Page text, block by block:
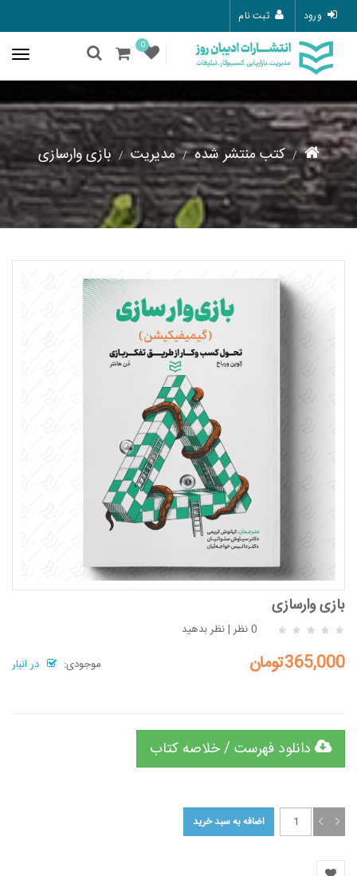
ورود ثبت نام
0
کتب منتشر شده مدیریت بازی وارسازی
بازی وارسازی
0 نظر |نظر بدهید
موجودی:
در انبار 365,000تومان
دانلود فهرست / خلاصه کتاب